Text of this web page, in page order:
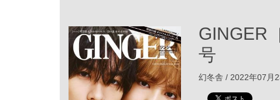
GINGER
号
幻冬舎 / 2022年07月